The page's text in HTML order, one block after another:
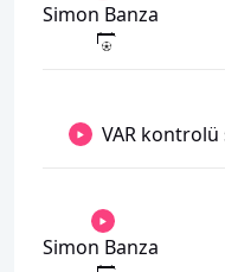
Simon Banza
VAR kontrolü
Simon Banza